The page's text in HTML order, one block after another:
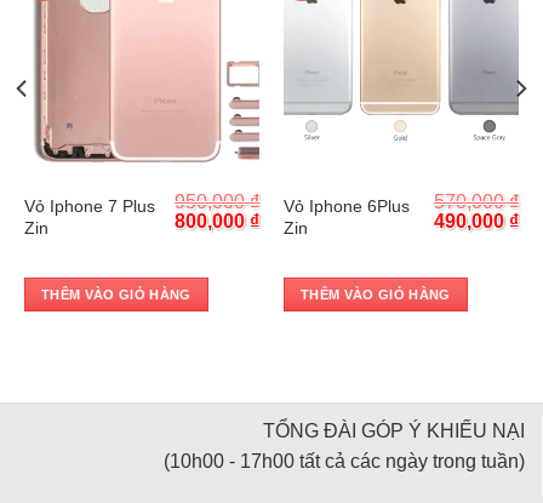
Trả góp 0%
Vỏ Iphone 7 Plus
Zin
950,000₫
Original
price
950,000 ₫.
800,000 ₫Current
price
800,000 ₫.
THÊM VÀO GIỎ HÀNG
Vỏ Iphone 6Plus
Zin
570,000₫
Original
price
570,000 ₫.
490,000 ₫
THÊM VÀO GIỎ HÀNG
Current
price
650,000 ₫.
TỔNG ĐÀI GÓP Ý KHIẾU NẠI
(10h00 - 17h00 tất cả các ngày trong tuần)